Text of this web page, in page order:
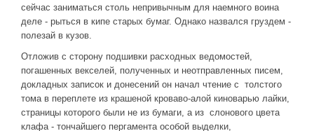
сейчас заниматься столь непривычным для наемного воина
деле - рыться в кипе старых бумаг. Однако назвался груздем -
полезай в кузов.
Отложив с сторону подшивки расходных ведомостей,
погашенных векселей, полученных и неотправленных писем,
докладных записок и донесений он начал чтение с толстого
тома в переплете из крашеной кроваво-алой киноварью лайки,
страницы которого были не из бумаги, а из слонового цвета
клафа - тончайшего пергамента особой выделки,